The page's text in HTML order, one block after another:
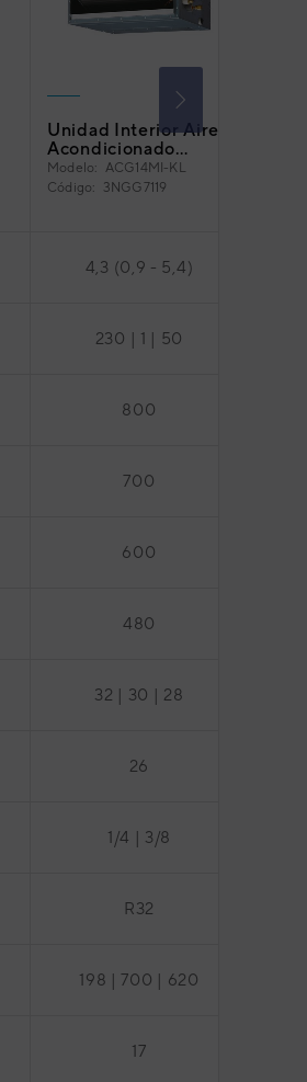
Unidad Interior Aire
Acondicionado
Multisplit Conducto
General ACG14MI-
Modelo: ACG14MI-KL
Código: 3NGG7119
4,3 (0,9 - 5,4)
230 | 1 | 50
800
700
600
480
32 | 30 | 28
26
1/4 | 3/8
R32
198 | 700 | 620
17